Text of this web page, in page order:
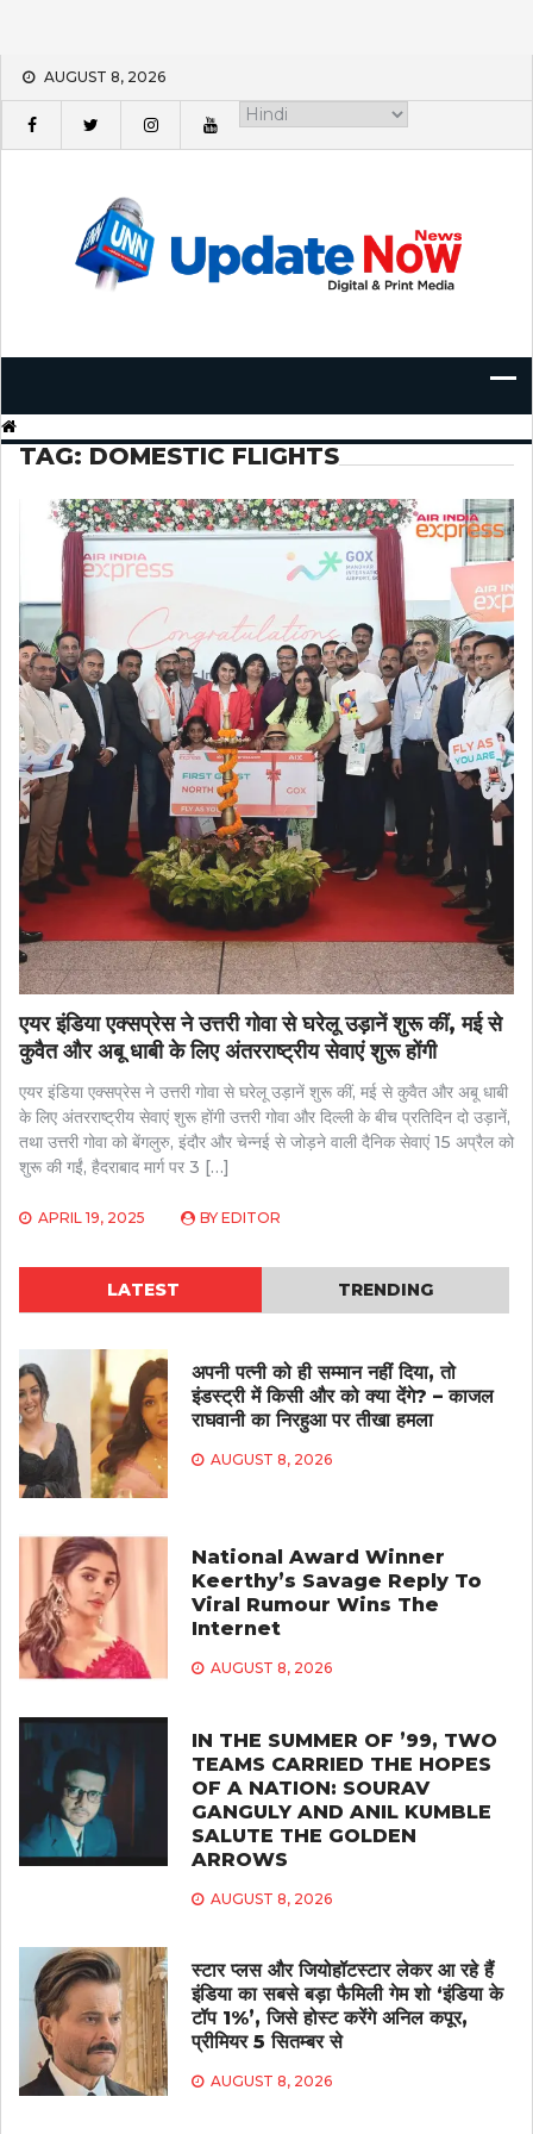
Skip
content
AUGUST 8, 2026
TAG: DOMESTIC FLIGHTS
एयर इंडिया एक्सप्रेस ने उत्तरी गोवा से घरेलू उड़ानें शुरू कीं, मई से
कुवैत और अबू धाबी के लिए अंतरराष्ट्रीय सेवाएं शुरू होंगी
एयर इंडिया एक्सप्रेस ने उत्तरी गोवा से घरेलू उड़ानें शुरू कीं, मई से कुवैत और अबू धाबी
के लिए अंतरराष्ट्रीय सेवाएं शुरू होंगी उत्तरी गोवा और दिल्ली के बीच प्रतिदिन दो उड़ानें,
तथा उत्तरी गोवा को बेंगलुरु, इंदौर और चेन्नई से जोड़ने वाली दैनिक सेवाएं 15 अप्रैल को
शुरू की गईं, हैदराबाद मार्ग पर 3 […]
APRIL 19, 2025 BY EDITOR
LATEST TRENDING
अपनी पत्नी को ही सम्मान नहीं दिया, तो
इंडस्ट्री में किसी और को क्या देंगे? – काजल
राघवानी का निरहुआ पर तीखा हमला
AUGUST 8, 2026
National Award Winner
Keerthy’s Savage Reply To
Viral Rumour Wins The
Internet
AUGUST 8, 2026
IN THE SUMMER OF ’99, TWO
TEAMS CARRIED THE HOPES
OF A NATION: SOURAV
GANGULY AND ANIL KUMBLE
SALUTE THE GOLDEN
ARROWS
AUGUST 8, 2026
स्टार प्लस और जियोहॉटस्टार लेकर आ रहे हैं
इंडिया का सबसे बड़ा फैमिली गेम शो ‘इंडिया के
टॉप 1%’, जिसे होस्ट करेंगे अनिल कपूर,
प्रीमियर 5 सितम्बर से
AUGUST 8, 2026